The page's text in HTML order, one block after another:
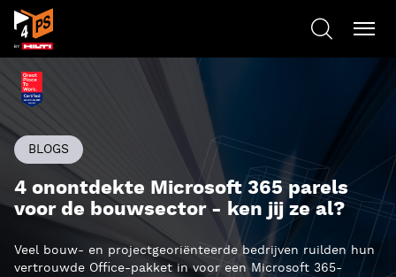
BLOGS
4 onontdekte Microsoft 365 parels
voor de bouwsector - ken jij ze al?
Veel bouw- en projectgeoriënteerde bedrijven ruilden hun
vertrouwde Office-pakket in voor een Microsoft 365-